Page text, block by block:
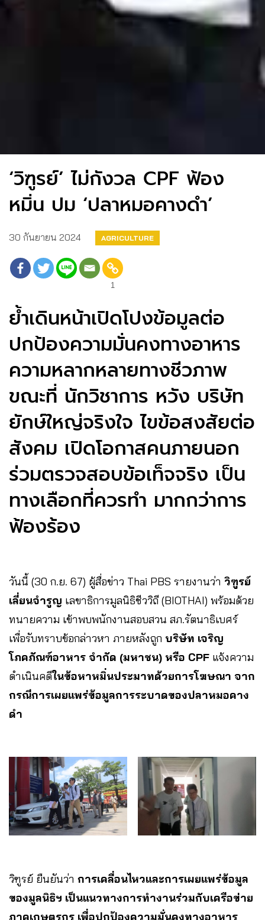
‘วิฑูรย์’ ไม่กังวล CPF ฟ้อง
หมิ่น ปม ‘ปลาหมอคางดำ’
30 กันยายน 2024 AGRICULTURE
1
ย้ำเดินหน้าเปิดโปงข้อมูลต่อ
ปกป้องความมั่นคงทางอาหาร
ความหลากหลายทางชีวภาพ
ขณะที่ นักวิชาการ หวัง บริษัท
ยักษ์ใหญ่จริงใจ ไขข้อสงสัยต่อ
สังคม เปิดโอกาสคนภายนอก
ร่วมตรวจสอบข้อเท็จจริง เป็น
ทางเลือกที่ควรทำ มากกว่าการ
ฟ้องร้อง
วันนี้ (30 ก.ย. 67) ผู้สื่อข่าว Thai PBS รายงานว่า วิฑูรย์
เลี่ยนจำรูญ เลขาธิการมูลนิธิชีววิถี (BIOTHAI) พร้อมด้วย
ทนายความ เข้าพบพนักงานสอบสวน สภ.รัตนาธิเบศร์
เพื่อรับทราบข้อกล่าวหา ภายหลังถูก บริษัท เจริญ
โภคภัณฑ์อาหาร จำกัด (มหาชน) หรือ CPF แจ้งความ
ดำเนินคดีในข้อหาหมิ่นประมาทด้วยการโฆษณา จาก
กรณีการเผยแพร่ข้อมูลการระบาดของปลาหมอคาง
ดำ
วิฑูรย์ ยืนยันว่า การเคลื่อนไหวและการเผยแพร่ข้อมูล
ของมูลนิธิฯ เป็นแนวทางการทำงานร่วมกับเครือข่าย
ภาคเกษตรกร เพื่อปกป้องความมั่นคงทางอาหาร